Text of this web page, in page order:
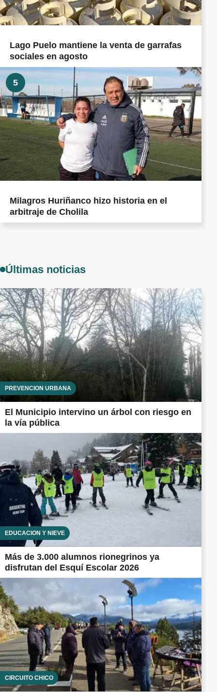
Lago Puelo mantiene la venta de garrafas
sociales en agosto
5
Milagros Huriñanco hizo historia en el
arbitraje de Cholila
Últimas noticias
PREVENCIÓN URBANA
El Municipio intervino un árbol con riesgo en
la vía pública
EDUCACIÓN Y NIEVE
Más de 3.000 alumnos rionegrinos ya
disfrutan del Esquí Escolar 2026
CIRCUITO CHICO